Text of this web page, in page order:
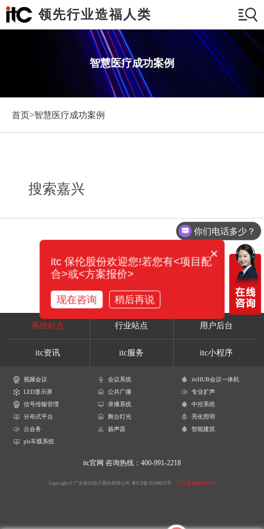
领先行业造福人类
智慧医疗成功案例
首页>智慧医疗成功案例
搜索嘉兴
系统站点 行业站点 用户后台
itc资讯 itc服务 itc小程序
视频会议 会议系统
itcHUB会议一体机
LED显示屏
公共广播
专业扩声
信号传输管理
录播系统
中控系统
分布式平台
舞台灯光
亮化照明
云会务
扬声器
智能建筑
pis车载系统
itc官网 咨询热线：400-991-2218
Copyright © 广东保伦电子股份有限公司 粤ICP备16106620号 产品参数解释声明
你们电话多少？
×
itc 保伦股份欢迎您!若您有<项目配
合>或<方案报价>
现在咨询 稍后再说